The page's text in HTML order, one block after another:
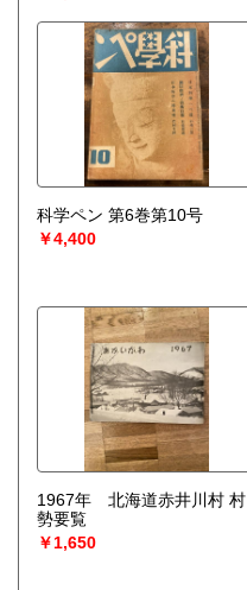
科学ペン 第6巻第10号
￥4,400
1967年 北海道赤井川村 村
勢要覧
￥1,650